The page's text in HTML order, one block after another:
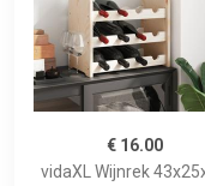
€ 16.00
vidaXL Wijnrek